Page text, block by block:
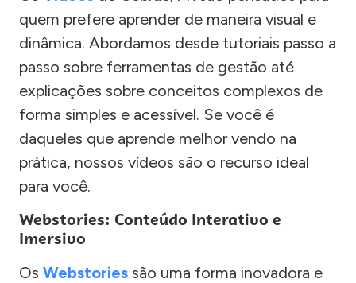
quem prefere aprender de maneira visual e
dinâmica. Abordamos desde tutoriais passo a
passo sobre ferramentas de gestão até
explicações sobre conceitos complexos de
forma simples e acessível. Se você é
daqueles que aprende melhor vendo na
prática, nossos vídeos são o recurso ideal
para você.
Webstories: Conteúdo Interativo e
Imersivo
Os Webstories são uma forma inovadora e